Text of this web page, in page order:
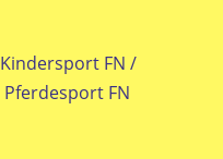
FN /
FN